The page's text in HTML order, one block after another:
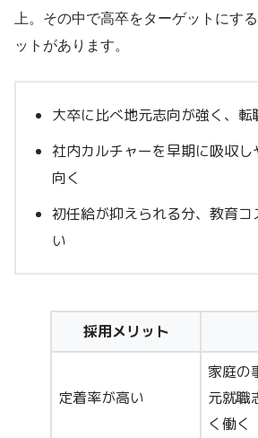
上。その中で高卒をターゲットにす
ットがあります。
大卒に比べ地元志向が強く、転
社内カルチャーを早期に吸収し
向く
初任給が抑えられる分、教育コ
い
採用メリット
定着率が高い
家庭の
元就職
く働く